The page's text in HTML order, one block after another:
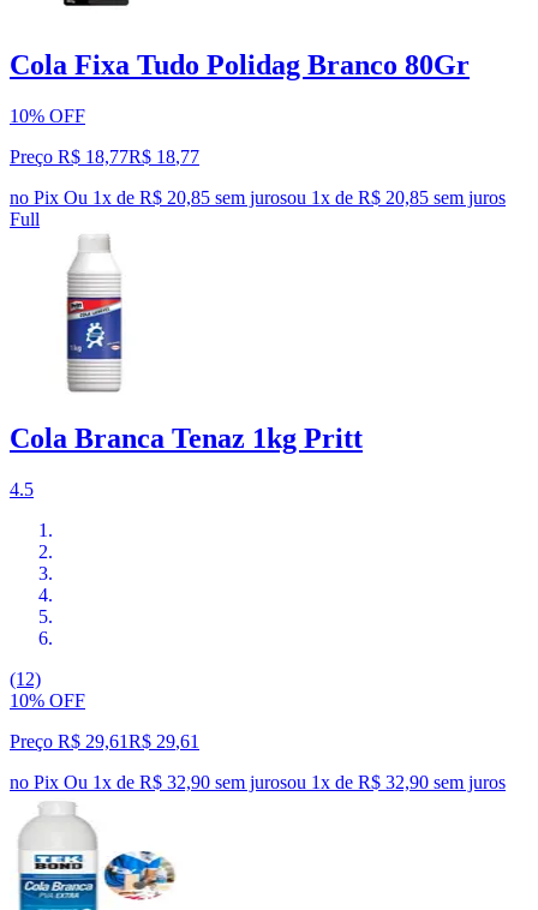
Cola Fixa Tudo Polidag Branco 80Gr
10% OFF
Preço R$ 18,77R$ 18,77
no Pix Ou 1x de R$ 20,85 sem jurosou 1x de R$ 20,85 sem juros
Full
Cola Branca Tenaz 1kg Pritt
4.5
(12)
10% OFF
Preço R$ 29,61R$ 29,61
no Pix Ou 1x de R$ 32,90 sem jurosou 1x de R$ 32,90 sem juros